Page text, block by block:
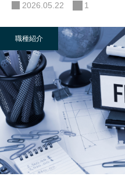
2026.05.22 1
職種紹介